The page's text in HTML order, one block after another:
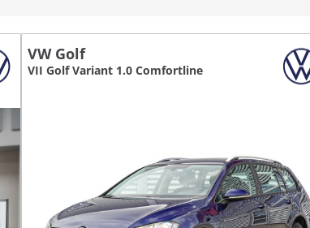
VW Golf
VII Golf Variant 1.0 Comfortline